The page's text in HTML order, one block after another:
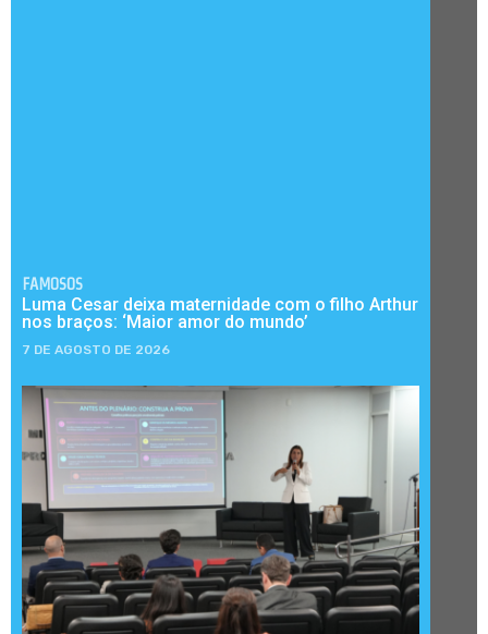
FAMOSOS
Luma Cesar deixa maternidade com o filho Arthur
nos braços: ‘Maior amor do mundo’
7 DE AGOSTO DE 2026